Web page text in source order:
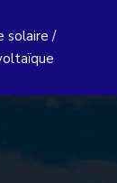
solaire /